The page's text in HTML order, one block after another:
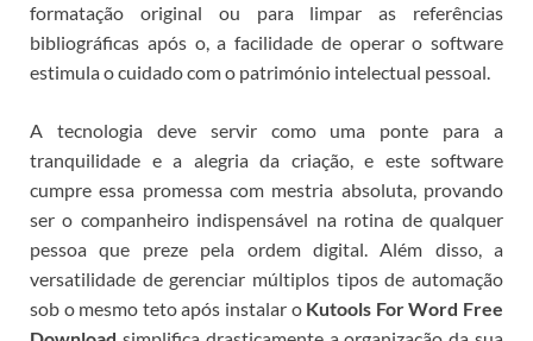
formatação original ou para limpar as referências
bibliográficas após o, a facilidade de operar o software
estimula o cuidado com o património intelectual pessoal.
A tecnologia deve servir como uma ponte para a
tranquilidade e a alegria da criação, e este software
cumpre essa promessa com mestria absoluta, provando
ser o companheiro indispensável na rotina de qualquer
pessoa que preze pela ordem digital.Além disso, a
versatilidade de gerenciar múltiplos tipos de automação
sob o mesmo teto após instalar o Kutools For Word Free